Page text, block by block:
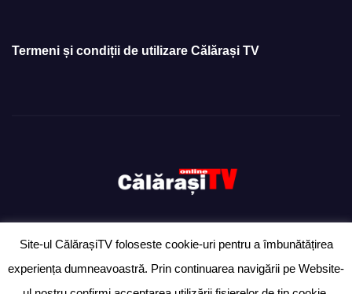
Termeni și condiții de utilizare Călărași TV
Proudly powered by WordPress |Theme: Newsup byThemeansar.
Site-ul CălărașiTV foloseste cookie-uri pentru a îmbunătățirea
experiența dumneavoastră. Prin continuarea navigării pe Website-